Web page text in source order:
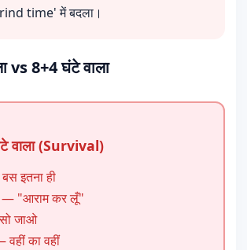
time' में बदला।
vs 8+4 घंटे वाला
वाला (Survival)
इतना ही
— "आराम कर लूँ"
जाओ
का वहीं